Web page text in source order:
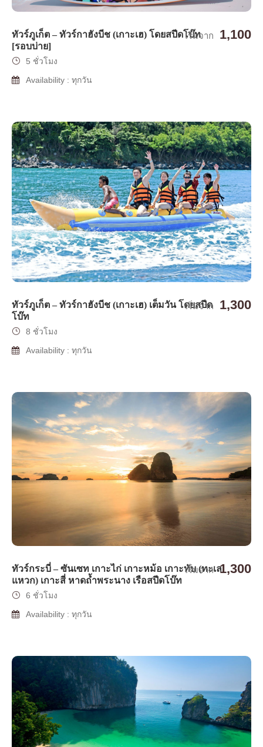
ทัวร์ภูเก็ต – ทัวร์กาฮังบีช (เกาะเฮ) โดยสปีดโบ๊ท
[รอบบ่าย]
เริ่มจาก 1,100
5 ชั่วโมง
Availability : ทุกวัน
ทัวร์ภูเก็ต – ทัวร์กาฮังบีช (เกาะเฮ) เต็มวัน โดยสปีด
โบ๊ท
เริ่มจาก 1,300
8 ชั่วโมง
Availability : ทุกวัน
ทัวร์กระบี่ – ซันเซท เกาะไก่ เกาะหม้อ เกาะทับ (ทะเล
แหวก) เกาะสี่ หาดถ้ำพระนาง เรือสปีดโบ๊ท
เริ่มจาก 1,300
6 ชั่วโมง
Availability : ทุกวัน